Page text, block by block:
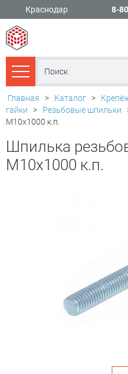
Краснодар 8-
Каталог товаров
Главная > Каталог >
гайки
> Резьбовые шпильки
М10х1000 к.п.
Шпилька
М10х1000 к.п.